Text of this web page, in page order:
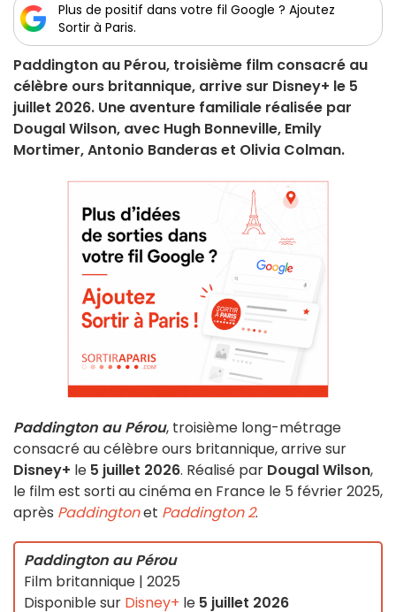
Plus de positif dans votre fil Google ? Ajoutez
Sortir à Paris.
Paddington au Pérou, troisième film consacré au
célèbre ours britannique, arrive sur Disney+ le 5
juillet 2026. Une aventure familiale réalisée par
Dougal Wilson, avec Hugh Bonneville, Emily
Mortimer, Antonio Banderas et Olivia Colman.
Paddington au Pérou, troisième long-métrage
consacré au célèbre ours britannique, arrive sur
Disney+ le 5 juillet 2026. Réalisé par Dougal Wilson,
le film est sorti au cinéma en France le 5 février 2025,
après Paddingtonet Paddington 2.
Paddington au Pérou
Film britannique | 2025
Disponible sur Disney+ le 5 juillet 2026